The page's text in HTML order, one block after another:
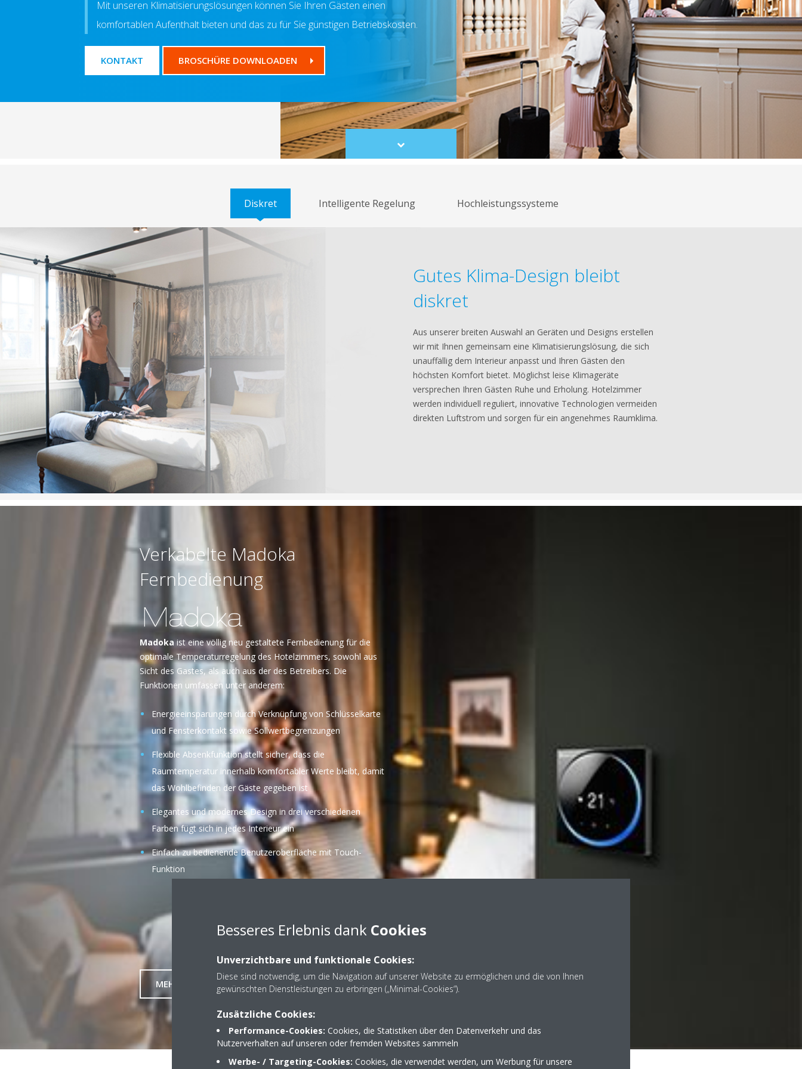
Mit unseren Klimatisierungslösungen können Sie Ihren Gästen einen
komfortablen Aufenthalt bieten und das zu für Sie günstigen Betriebskosten.
KONTAKT BROSCHÜRE DOWNLOADEN
Scroll
to
Diskret Intelligente Regelung Hochleistungssysteme
Gutes Klima-Design bleibt
diskret
Aus unserer breiten Auswahl an Geräten und Designs erstellen
wir mit Ihnen gemeinsam eine Klimatisierungslösung, die sich
unauffällig dem Interieur anpasst und Ihren Gästen den
höchsten Komfort bietet. Möglichst leise Klimageräte
versprechen Ihren Gästen Ruhe und Erholung. Hotelzimmer
werden individuell reguliert, innovative Technologien vermeiden
direkten Luftstrom und sorgen für ein angenehmes Raumklima.
Verkabelte Madoka
Fernbedienung
Madokaist eine völlig neu gestaltete Fernbedienung für die
optimale Temperaturregelung des Hotelzimmers, sowohl aus
Sicht des Gastes, als auch aus der des Betreibers. Die
Funktionen umfassen unter anderem:
Energieeinsparungen durch Verknüpfung von Schlüsselkarte
und Fensterkontakt sowie Sollwertbegrenzungen
Flexible Absenkfunktion stellt sicher, dass die
Raumtemperatur innerhalb komfortabler Werte bleibt, damit
das Wohlbefinden der Gäste gegeben ist
Elegantes und modernes Design in drei verschiedenen
Farben fügt sich in jedes Interieur ein
Einfach zu bedienende Benutzeroberfläche mit Touch-
Funktion
MEHR ERFAHREN
Besseres Erlebnis dank Cookies
Unverzichtbare und funktionale Cookies:
Diese sind notwendig, um die Navigation auf unserer Website zu ermöglichen und die von Ihnen
gewünschten Dienstleistungen zu erbringen („Minimal-Cookies“).
Zusätzliche Cookies:
Performance-Cookies: Cookies, die Statistiken über den Datenverkehr und das
Nutzerverhalten auf unseren oder fremden Websites sammeln
Werbe- / Targeting-Cookies: Cookies, die verwendet werden, um Werbung für unsere